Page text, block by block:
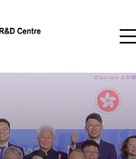
入
繁 简